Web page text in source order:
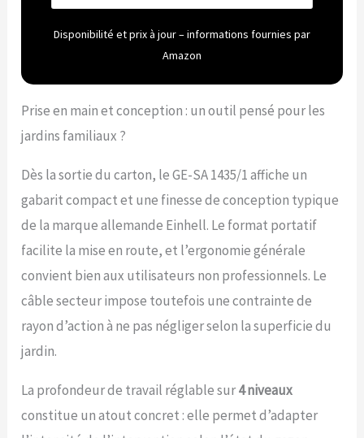
avec rouleau de
collecteur, le
scarificateur-aérateur
électrique est un outil 3-
ramasser le gazon.
Rouleau de scarification
haute qualité - Avec ses
16 lames rotatives, le
rouleau sur roulement à
billes de 35 cm élimine
très facilement les
mauvaises herbes, la
mousse et le feutre du
gazon. Changement des
doté de 24 griffes. Le
changement des
rouleaux s’effectue sans
Disponibilité et prix à jour – informations fournies par
Amazon
Prise en main et conception : un outil pensé pour les
jardins familiaux ?
Dès la sortie du carton, le GE-SA 1435/1 affiche un
gabarit compact et une finesse de conception typique
de la marque allemande Einhell. Le format portatif
facilite la mise en route, et l’ergonomie générale
convient bien aux utilisateurs non professionnels. Le
câble secteur impose toutefois une contrainte de
rayon d’action à ne pas négliger selon la superficie du
jardin.
La profondeur de travail réglable sur4 niveaux
constitue un atout concret : elle permet d’adapter